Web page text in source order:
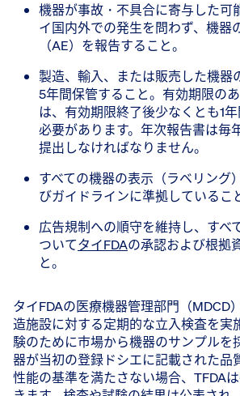
機器が事故・不具合に寄与した可
イ国内外での発生を問わず、機器
（AE）を報告すること。
製造、輸入、または販売した機器
5年間保管すること。有効期限の
は、有効期限終了後少なくとも1
必要があります。年次報告書は毎
提出しなければなりません。
すべての機器の表示（ラベリング
びガイドラインに準拠しているこ
広告規制への順守を維持し、すべ
ついてタイFDAの承認および根拠
と。
タイFDAの医療機器管理部門（MDCD
造施設に対する定期的な立入検査を実
験のために市場から機器のサンプルを
器が当初の登録ドシエに記載された品
性能の基準を満たさない場合、TFDA